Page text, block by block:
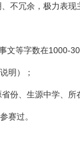
冗余，极力表现
等字数在1000-
明）；
、生源中学、所
赛过。